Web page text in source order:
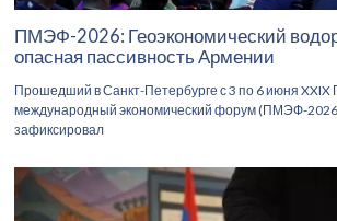
ПМЭФ-2026: Геоэкономический
опасная пассивность Армении
Прошедший в Санкт-Петербурге с 3 по 6 июня XXIX
международный экономический форум (ПМЭФ-
зафиксировал